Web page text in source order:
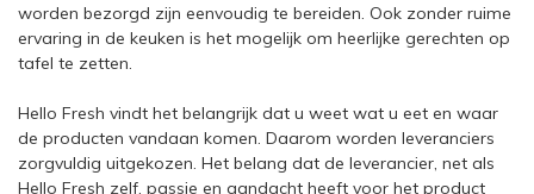
worden bezorgd zijn eenvoudig te bereiden. Ook zonder ruime
ervaring in de keuken is het mogelijk om heerlijke gerechten op
tafel te zetten.
Hello Fresh vindt het belangrijk dat u weet wat u eet en waar
de producten vandaan komen. Daarom worden leveranciers
zorgvuldig uitgekozen. Het belang dat de leverancier, net als
Hello Fresh zelf, passie en aandacht heeft voor het product